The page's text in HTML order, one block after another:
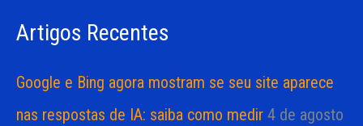
a
r
sArtigos Recentes
Google e Bing agora mostram se seu site aparece
nas respostas de IA: saiba como medir 4 de agosto